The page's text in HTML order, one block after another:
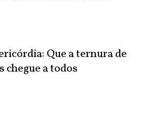
Que a ternura de
chegue a todos